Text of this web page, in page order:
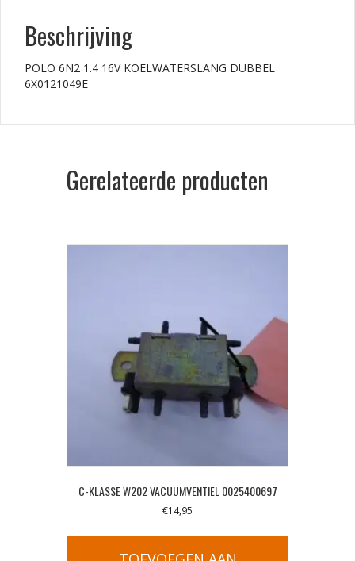
Beschrijving
POLO 6N2 1.4 16V KOELWATERSLANG DUBBEL
6X0121049E
Gerelateerde producten
C-KLASSE W202 VACUUMVENTIEL 0025400697
€14,95